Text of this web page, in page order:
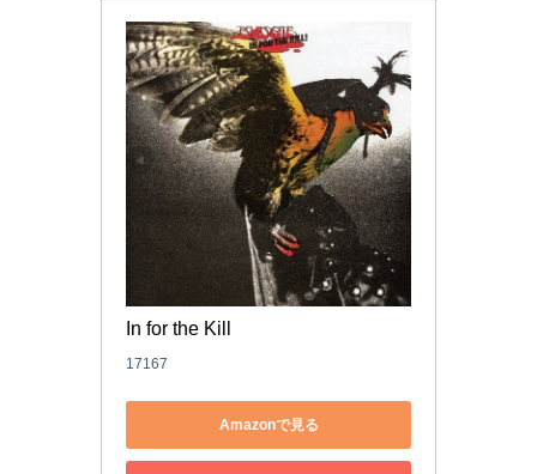
In for the Kill
17167
Amazonで見る